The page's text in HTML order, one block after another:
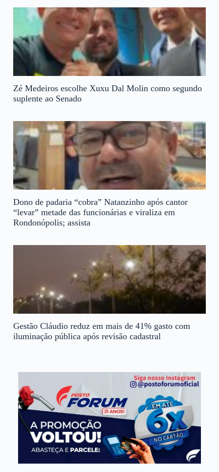
Zé Medeiros escolhe Xuxu Dal Molin como segundo
suplente ao Senado
Dono de padaria “cobra” Natanzinho após cantor
“levar” metade das funcionárias e viraliza em
Rondonópolis; assista
Gestão Cláudio reduz em mais de 41% gasto com
iluminação pública após revisão cadastral